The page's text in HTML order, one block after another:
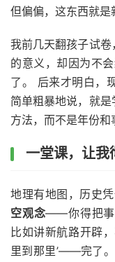
但偏偏，这东西就是
我前几天翻孩子试
的意义，却因为不
了。 后来才明白，
简单粗暴地说，就
方法，而不是年份和
一堂课，让我
地理有地图，历史
空观念——你得把事
比如讲新航路开辟
里到那里’——完了